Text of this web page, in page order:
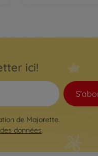
ici!
de Majorette.
données.